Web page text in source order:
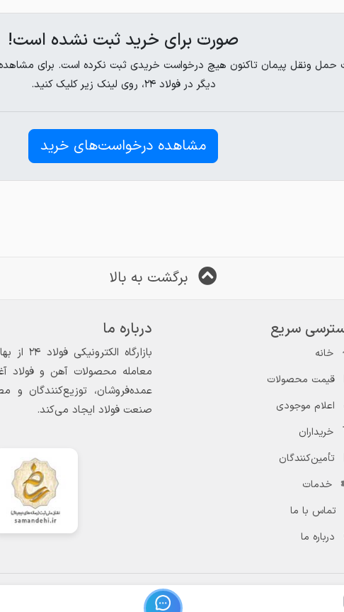
صورت برای خرید ثبت نشده است!
ونقل پیمان تاکنون هیچ درخواست خریدی ثبت نکرده است. برای مشاهده
دیگر در فولاد ۲۴، روی لینک زیر کلیک کنید.
مشاهده درخواست‌های خرید
برگشت به بالا
سریع
خانه
قیمت محصولات
اعلام موجودی
خریداران
تأمین‌کنندگان
خدمات
تماس با ما
درباره ما
درباره ما
معامله محصولات آهن و فولاد
عمده‌فروشان، توزیع‌کنندگان و
صنعت فولاد ایجاد می‌کند.